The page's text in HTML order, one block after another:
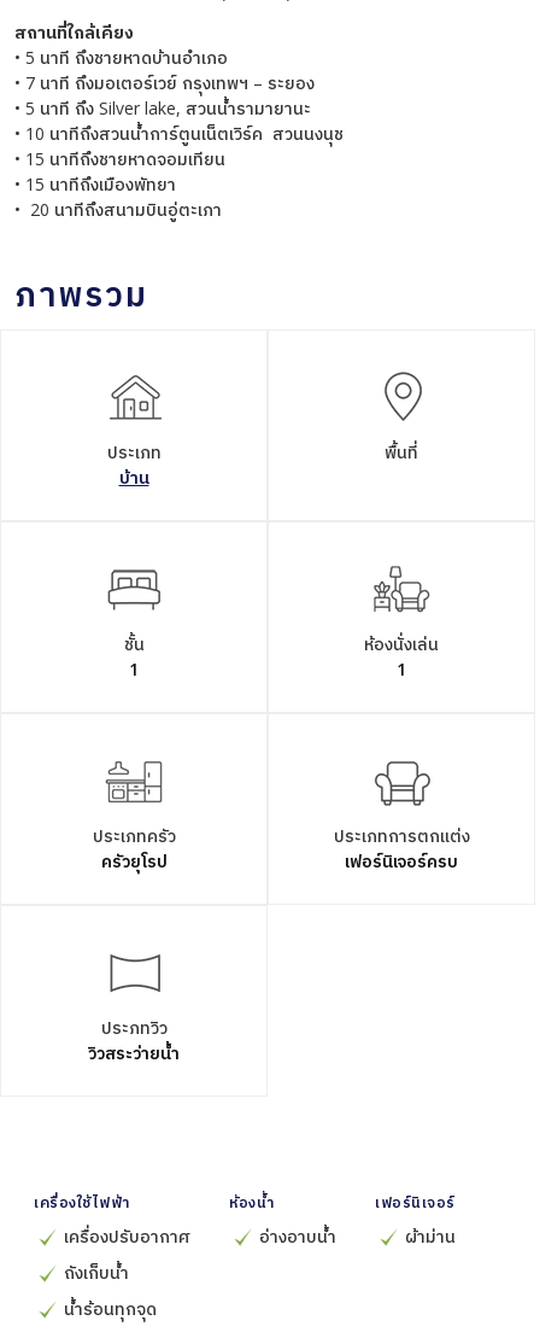
สถานที่ใกล้เคียง
• 5 นาที ถึงชายหาดบ้านอำเภอ
• 7 นาที ถึงมอเตอร์เวย์ กรุงเทพฯ – ระยอง
• 5 นาที ถึง Silver lake, สวนน้ำรามายานะ
• 10 นาทีถึงสวนน้ำการ์ตูนเน็ตเวิร์ค สวนนงนุช
• 15 นาทีถึงชายหาดจอมเทียน
• 15 นาทีถึงเมืองพัทยา
• 20 นาทีถึงสนามบินอู่ตะเภา
ภาพรวม
ประเภท
บ้าน
พื้นที่
ชั้น
1
ห้องนั่งเล่น
1
ประเภทครัว
ครัวยุโรป
ประเภทการตกแต่ง
เฟอร์นิเจอร์ครบ
ประภทวิว
วิวสระว่ายน้ำ
เครื่องใช้ไฟฟ้า
เครื่องปรับอากาศ
ถังเก็บน้ำ
น้ำร้อนทุกจุด
ห้องน้ำ
อ่างอาบน้ำ
เฟอร์นิเจอร์
ผ้าม่าน